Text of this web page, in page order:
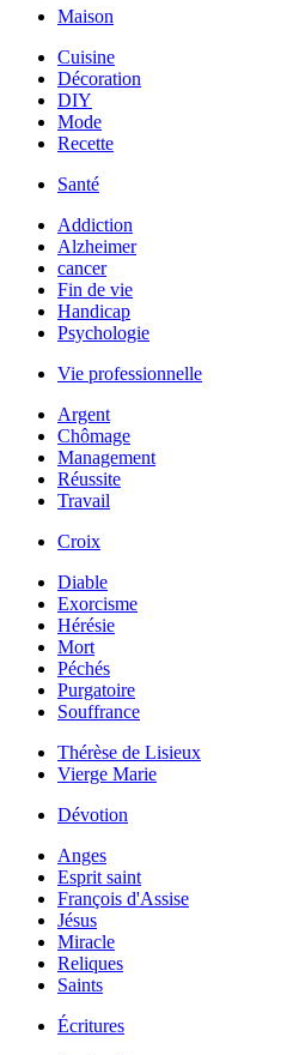
Maison
Cuisine
Décoration
DIY
Mode
Recette
Santé
Addiction
Alzheimer
cancer
Fin de vie
Handicap
Psychologie
Vie professionnelle
Argent
Chômage
Management
Réussite
Travail
Croix
Diable
Exorcisme
Hérésie
Mort
Péchés
Purgatoire
Souffrance
Thérèse de Lisieux
Vierge Marie
Dévotion
Anges
Esprit saint
François d'Assise
Jésus
Miracle
Reliques
Saints
Écritures